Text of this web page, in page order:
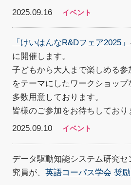
2025.09.16
イベント
「けいはんなR&Dフェア2025」
に開催します。
子どもから大人まで楽しめる
をテーマにしたワークショッ
多数用意しております。
皆様のご参加をお待ちしており
2025.09.10
イベント
データ駆動知能システム研究
究員が、英語コーパス学会 奨